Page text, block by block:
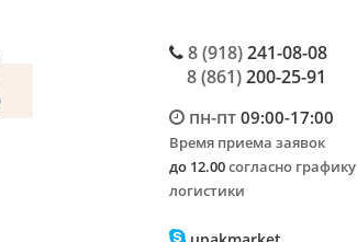
8 (918)241-08-08
8 (861)200-25-91
пн-пт09:00-17:00
Время приема заявок
до 12.00согласно графику
логистики